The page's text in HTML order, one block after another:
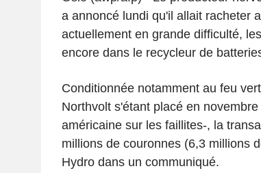
a annoncé lundi qu'il allait racheter
actuellement en grande difficulté,
encore dans le recycleur de
Conditionnée notamment au feu
Northvolt s'étant placé en
américaine sur les faillites-, la
millions de couronnes (6,3 millions
Hydro dans un communiqué.